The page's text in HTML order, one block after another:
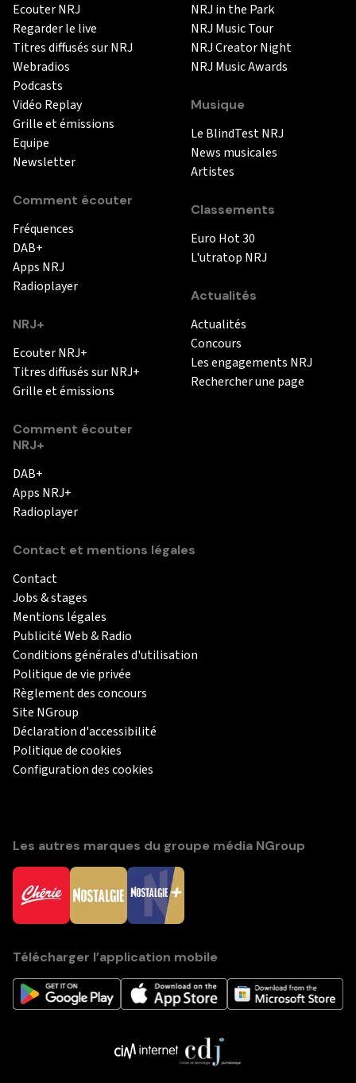
Ecouter NRJ
Regarder le live
Titres diffusés sur NRJ
Webradios
Podcasts
Vidéo Replay
Grille et émissions
Equipe
Newsletter
Comment écouter
Fréquences
DAB+
Apps NRJ
Radioplayer
NRJ+
Ecouter NRJ+
Titres diffusés sur NRJ+
Grille et émissions
Comment écouter
NRJ+
DAB+
Apps NRJ+
Radioplayer
NRJ in the Park
NRJ Music Tour
NRJ Creator Night
NRJ Music Awards
Musique
Le BlindTest NRJ
News musicales
Artistes
Classements
Euro Hot 30
L'utratop NRJ
Actualités
Actualités
Concours
Les engagements NRJ
Rechercher une page
Contact et mentions légales
Contact
Jobs & stages
Mentions légales
Publicité Web & Radio
Conditions générales d'utilisation
Politique de vie privée
Règlement des concours
Site NGroup
Déclaration d'accessibilité
Politique de cookies
Configuration des cookies
Les autres marques du groupe média NGroup
Télécharger l’application mobile